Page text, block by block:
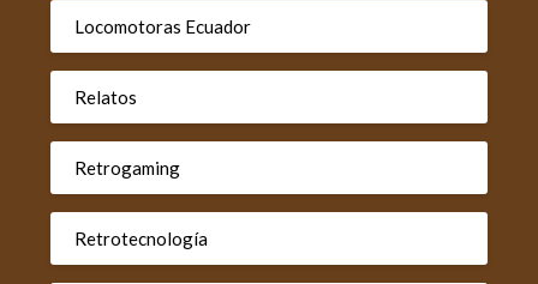
Locomotoras Ecuador
Relatos
Retrogaming
Retrotecnología